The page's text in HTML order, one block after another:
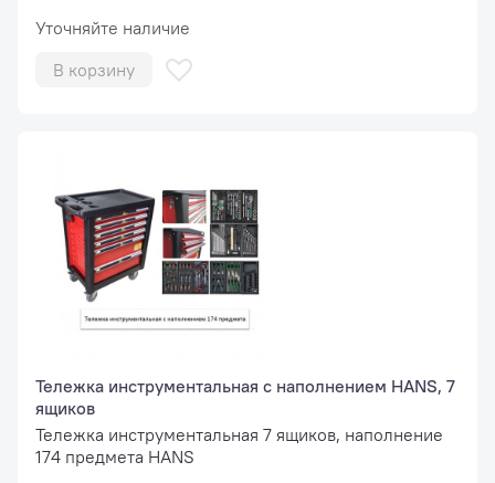
Уточняйте наличие
В корзину
Тележка инструментальная с наполнением HANS, 7
ящиков
Тележка инструментальная 7 ящиков, наполнение
174 предмета HANS